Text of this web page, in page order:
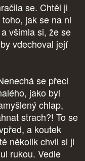
se. Chtěl ji
jak se na ni
všimla si, že se
vdechoval její
se přeci
jako byl
chlap,
strach?! To se
a koutek
několik chvil si ji
rukou. Vedle